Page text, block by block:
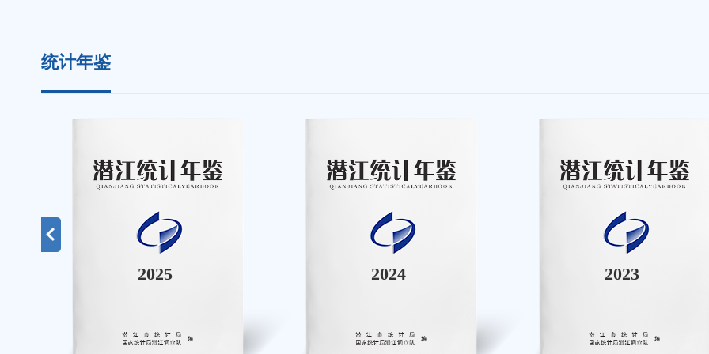
统计年鉴
2025 2024 2023